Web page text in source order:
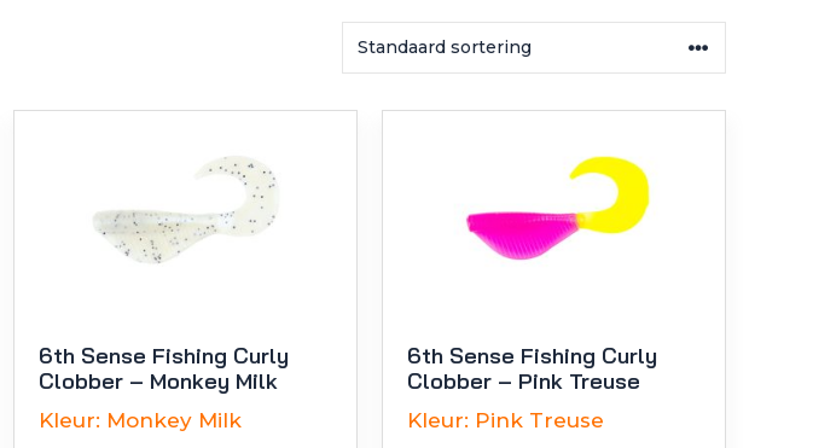
6th Sense Fishing Curly
Clobber – Monkey Milk
Kleur: Monkey Milk
6th Sense Fishing Curly
Clobber – Pink Treuse
Kleur: Pink Treuse